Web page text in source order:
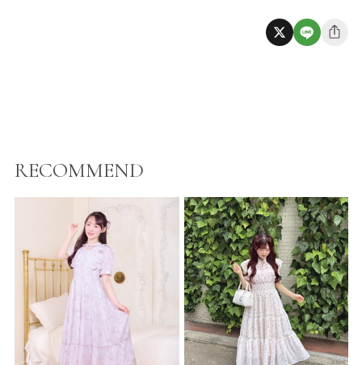
RECOMMEND